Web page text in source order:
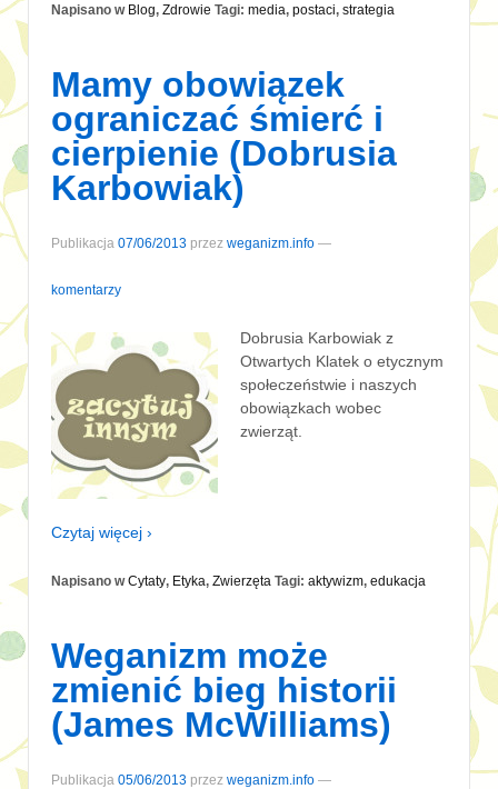
Napisano w Blog, Zdrowie Tagi: media, postaci, strategia
Mamy obowiązek
ograniczać śmierć i
cierpienie (Dobrusia
Karbowiak)
Publikacja 07/06/2013 przez weganizm.info —
komentarzy
Dobrusia Karbowiak z
Otwartych Klatek o etycznym
społeczeństwie i naszych
obowiązkach wobec
zwierząt.
Czytaj więcej ›
Napisano wCytaty, Etyka, Zwierzęta Tagi: aktywizm, edukacja
Weganizm może
zmienić bieg historii
(James McWilliams)
Publikacja 05/06/2013 przez weganizm.info —